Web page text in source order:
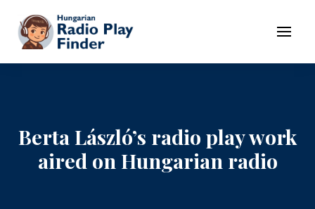
To contents
Menu
Berta László’s radio play work
aired on Hungarian radio